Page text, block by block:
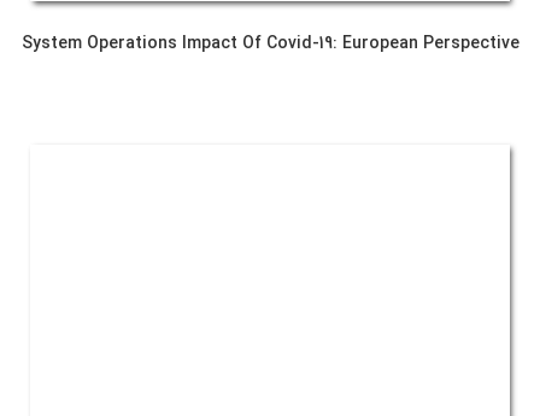
System Operations Impact Of Covid-19: European Perspective